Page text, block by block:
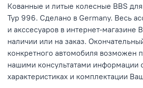
Кованные и литые колесные BBS для
Typ 996. Сделано в Germany. Весь
и акссесуаров в интернет-магазине
наличии или на заказ.
конкретного автомобиля возможен
нашими консультатами информации
характеристиках и комплектации